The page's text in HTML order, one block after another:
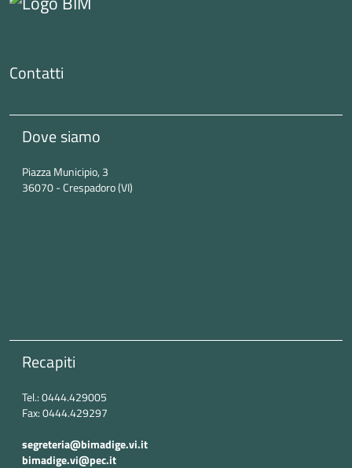
Contatti
Dove siamo
Piazza Municipio, 3
36070 - Crespadoro (VI)
Recapiti
Tel.: 0444.429005
Fax: 0444.429297
segreteria@bimadige.vi.it
bimadige.vi@pec.it